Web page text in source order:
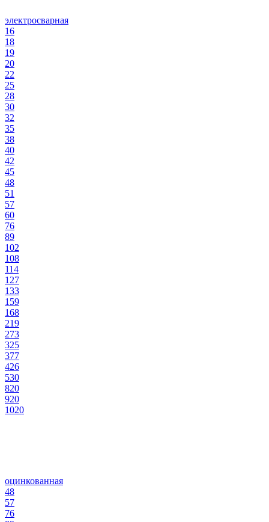
электросварная
16
18
19
20
22
25
28
30
32
35
38
40
42
45
48
51
57
60
76
89
102
108
114
127
133
159
168
219
273
325
377
426
530
820
920
1020
оцинкованная
48
57
76